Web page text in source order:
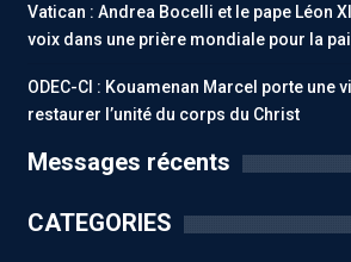
Vatican : Andrea Bocelli et le pape Léon
voix dans une prière mondiale pour la
ODEC-CI : Kouamenan Marcel porte une
restaurer l’unité du corps du Christ
Messages récents
CATEGORIES